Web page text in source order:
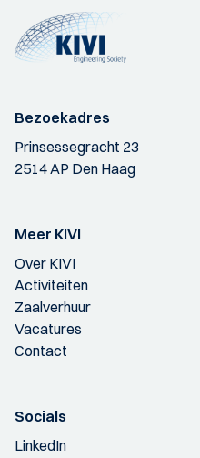
Bezoekadres
Prinsessegracht 23
2514 AP Den Haag
Meer KIVI
Over KIVI
Activiteiten
Zaalverhuur
Vacatures
Contact
Socials
LinkedIn